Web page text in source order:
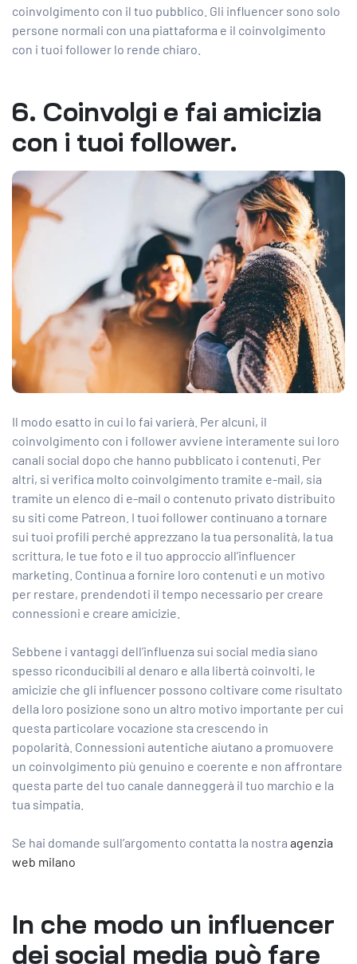
coinvolgimento con il tuo pubblico. Gli influencer sono solo
persone normali con una piattaforma e il coinvolgimento
con i tuoi follower lo rende chiaro.
6. Coinvolgi e fai amicizia
con i tuoi follower.
Il modo esatto in cui lo fai varierà. Per alcuni, il
coinvolgimento con i follower avviene interamente sui loro
canali social dopo che hanno pubblicato i contenuti. Per
altri, si verifica molto coinvolgimento tramite e-mail, sia
tramite un elenco di e-mail o contenuto privato distribuito
su siti come Patreon. I tuoi follower continuano a tornare
sui tuoi profili perché apprezzano la tua personalità, la tua
scrittura, le tue foto e il tuo approccio all’influencer
marketing. Continua a fornire loro contenuti e un motivo
per restare, prendendoti il ​​tempo necessario per creare
connessioni e creare amicizie.
Sebbene i vantaggi dell’influenza sui social media siano
spesso riconducibili al denaro e alla libertà coinvolti, le
amicizie che gli influencer possono coltivare come risultato
della loro posizione sono un altro motivo importante per cui
questa particolare vocazione sta crescendo in
popolarità. Connessioni autentiche aiutano a promuovere
un coinvolgimento più genuino e coerente e non affrontare
questa parte del tuo canale danneggerà il tuo marchio e la
tua simpatia.
Se hai domande sull’argomento contatta la nostra agenzia
web milano
In che modo un influencer
dei social media può fare